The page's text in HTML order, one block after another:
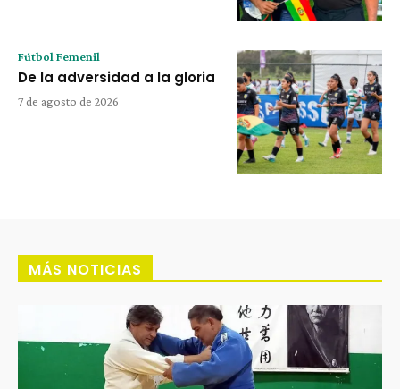
Fútbol Femenil
De la adversidad a la gloria
7 de agosto de 2026
MÁS NOTICIAS